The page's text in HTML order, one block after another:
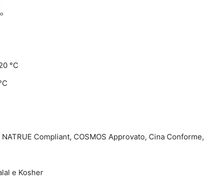
°C
Compliant, COSMOS Approvato, Cina Conforme,
e Kosher